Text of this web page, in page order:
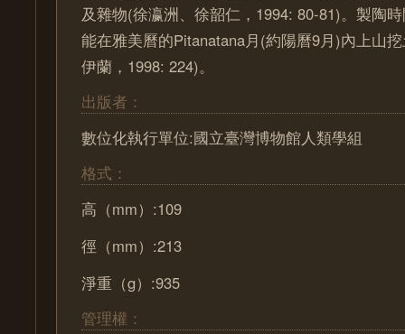
及雜物(徐瀛洲、徐韶仁，1994: 80-81)。製陶
能在雅美曆的Pitanatana月(約陽曆9月)內上山
伊蘭，1998: 224)。
出版者：
數位化執行單位:國立臺灣博物館人類學組
格式：
高（mm）:109
徑（mm）:213
淨重（g）:935
管理權：